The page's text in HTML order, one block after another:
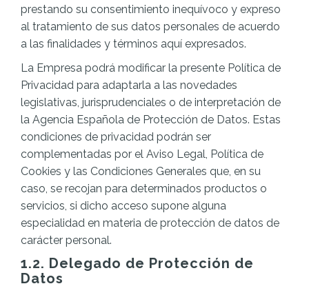
prestando su consentimiento inequívoco y expreso
al tratamiento de sus datos personales de acuerdo
a las finalidades y términos aquí expresados.
La Empresa podrá modificar la presente Política de
Privacidad para adaptarla a las novedades
legislativas, jurisprudenciales o de interpretación de
la Agencia Española de Protección de Datos. Estas
condiciones de privacidad podrán ser
complementadas por el Aviso Legal, Política de
Cookies y las Condiciones Generales que, en su
caso, se recojan para determinados productos o
servicios, si dicho acceso supone alguna
especialidad en materia de protección de datos de
carácter personal.
1.2. Delegado de Protección de
Datos